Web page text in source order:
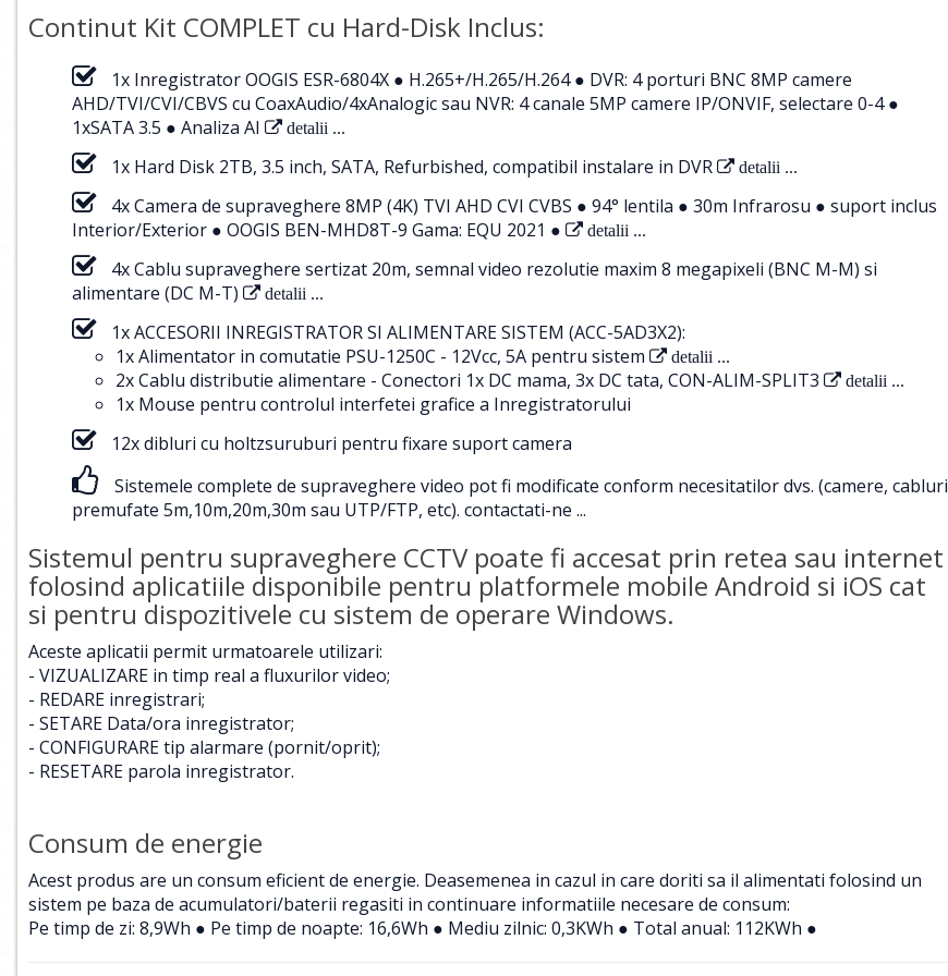
Continut Kit COMPLET cu Hard-Disk Inclus:
1x Inregistrator OOGIS ESR-6804X ● H.265+/H.265/H.264 ● DVR: 4 porturi BNC 8MP camere
AHD/TVI/CVI/CBVS cu CoaxAudio/4xAnalogic sau NVR: 4 canale 5MP camere IP/ONVIF, selectare 0-4 ●
1xSATA 3.5 ● Analiza AI
detalii ...
1x Hard Disk 2TB, 3.5 inch, SATA, Refurbished, compatibil instalare in DVR detalii ...
4x Camera de supraveghere 8MP (4K) TVI AHD CVI CVBS ● 94° lentila ● 30m Infrarosu ● suport inclus
Interior/Exterior ● OOGIS BEN-MHD8T-9 Gama: EQU 2021 ●
detalii ...
4x Cablu supraveghere sertizat 20m, semnal video rezolutie maxim 8 megapixeli (BNC M-M) si
alimentare (DC M-T)
detalii ...
1x ACCESORII INREGISTRATOR SI ALIMENTARE SISTEM (ACC-5AD3X2):
1x Alimentator in comutatie PSU-1250C - 12Vcc, 5A pentru sistem
detalii ...
2x Cablu distributie alimentare - Conectori 1x DC mama, 3x DC tata, CON-ALIM-SPLIT3 detalii ...
1x Mouse pentru controlul interfetei grafice a Inregistratorului
12x dibluri cu holtzsuruburi pentru fixare suport camera
Sistemele complete de supraveghere video pot fi modificate conform necesitatilor dvs. (camere, cabluri
premufate 5m,10m,20m,30m sau UTP/FTP, etc). contactati-ne ...
Sistemul pentru supraveghere CCTV poate fi accesat prin retea sau internet
folosind aplicatiile disponibile pentru platformele mobile Android si iOS cat
si pentru dispozitivele cu sistem de operare Windows.
Aceste aplicatii permit urmatoarele utilizari:
- VIZUALIZARE in timp real a fluxurilor video;
- REDARE inregistrari;
- SETARE Data/ora inregistrator;
- CONFIGURARE tip alarmare (pornit/oprit);
- RESETARE parola inregistrator.
Consum de energie
Acest produs are un consum eficient de energie. Deasemenea in cazul in care doriti sa il alimentati folosind un
sistem pe baza de acumulatori/baterii regasiti in continuare informatiile necesare de consum:
Pe timp de zi: 8,9Wh ● Pe timp de noapte: 16,6Wh ● Mediu zilnic: 0,3KWh ● Total anual: 112KWh ●